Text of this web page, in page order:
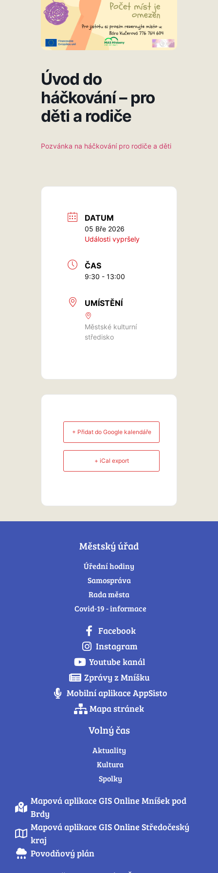
Úvod do
háčkování – pro
děti a rodiče
Pozvánka na háčkování pro rodiče a děti
DATUM
05 Bře 2026
Události vypršely
ČAS
9:30 - 13:00
UMÍSTĚNÍ
Městské kulturní
středisko
+ Přidat do Google kalendáře
+ iCal export
Městský úřad
Úřední hodiny
Samospráva
Rada města
Covid-19 - informace
Facebook
Instagram
Youtube kanál
Zprávy z Mníšku
Mobilní aplikace AppSisto
Mapa stránek
Volný čas
Aktuality
Kultura
Spolky
Mapová aplikace GIS Online Mníšek pod
Brdy
Mapová aplikace GIS Online Středočeský
kraj
Povodňový plán